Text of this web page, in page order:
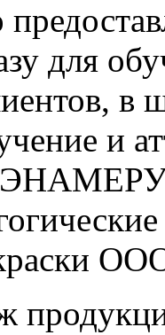
для
в
и